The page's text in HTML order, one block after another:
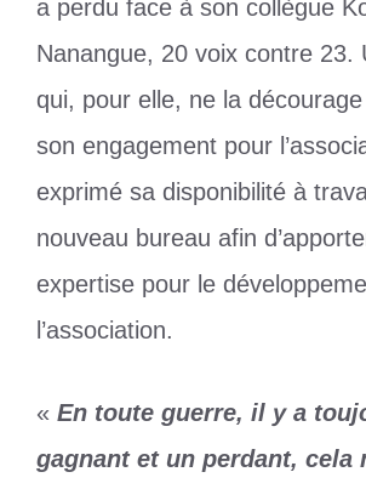
a perdu face à son collègue
Nanangue, 20 voix contre 23.
qui, pour elle, ne la
son engagement pour
exprimé sa disponibilité à
nouveau bureau afin
expertise pour le
l’association.
« En toute guerre, il y a
gagnant et un perdant, cela